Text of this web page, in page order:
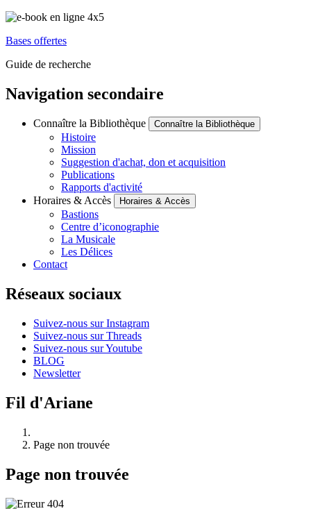
Bases offertes
Guide de recherche
Navigation secondaire
Connaître la Bibliothèque Connaître la Bibliothèque
Histoire
Mission
Suggestion d'achat, don et acquisition
Publications
Rapports d'activité
Horaires & Accès
Horaires & Accès
Bastions
Centre d’iconographie
La Musicale
Les Délices
Contact
Réseaux sociaux
Suivez-nous sur Instagram
Suivez-nous sur Threads
Suivez-nous sur Youtube
BLOG
Newsletter
Fil d'Ariane
Page non trouvée
Page non trouvée